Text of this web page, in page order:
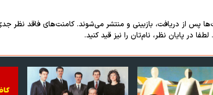
پس از دریافت، بازبینی و منتشر می‌شوند. کامنت‌های فاقد نظر
در پایان نظر، نام‌تان را نیز قید کنید.